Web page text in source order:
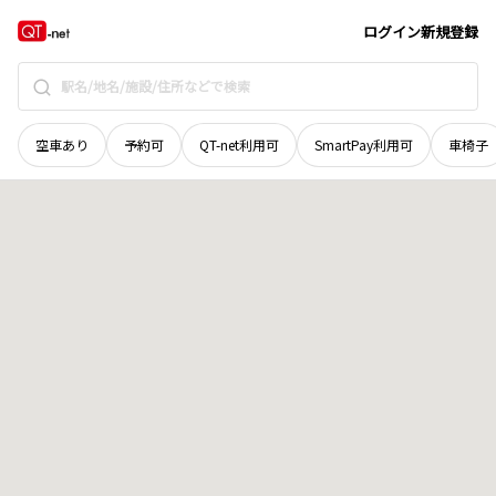
ログイン新規登録
空車あり 予約可 QT-net利用可 SmartPay利用可 車椅子
山口県